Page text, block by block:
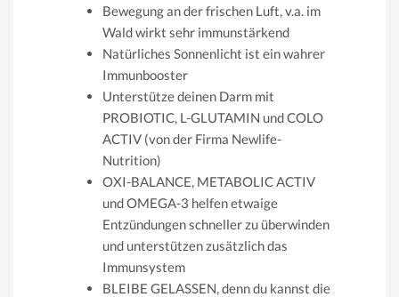
Bewegung an der frischen Luft, v.a. im
Wald wirkt sehr immunstärkend
Natürliches Sonnenlicht ist ein wahrer
Immunbooster
Unterstütze deinen Darm mit
PROBIOTIC, L-GLUTAMIN und COLO
ACTIV (von der Firma Newlife-
Nutrition)
OXI-BALANCE, METABOLIC ACTIV
und OMEGA-3 helfen etwaige
Entzündungen schneller zu überwinden
und unterstützen zusätzlich das
Immunsystem
BLEIBE GELASSEN, denn du kannst die